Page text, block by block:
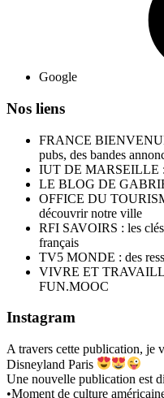
Google
Nos liens
FRANCE
pubs, des bandes
IUT DE MARSEILLE :
LE BLOG DE
OFFICE DU
découvrir notre ville
RFI SAVOIRS : les
français
TV5 MONDE : des
VIVRE ET
FUN.MOOC
Instagram
A travers cette publication, je
Disneyland Paris
Une nouvelle publication est
•Moment de culture